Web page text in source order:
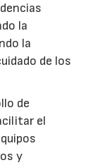
la
la
de los
de
el
y